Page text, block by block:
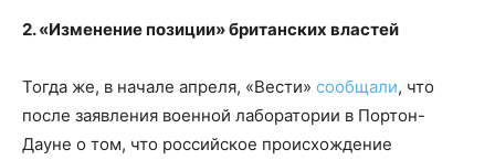
2. «Изменение позиции» британских властей
Тогда же, в начале апреля, «Вести» сообщали, что
после заявления военной лаборатории в Портон-
Дауне о том, что российское происхождение